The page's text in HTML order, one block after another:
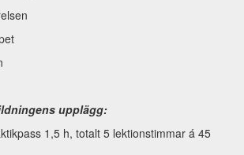
upplägg:
1,5 h, totalt 5 lektionstimmar á 45